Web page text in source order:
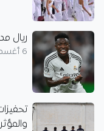
ريال
6 أغسطس 2026